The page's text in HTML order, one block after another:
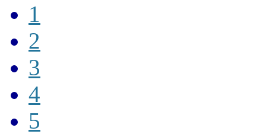
1
2
3
4
5